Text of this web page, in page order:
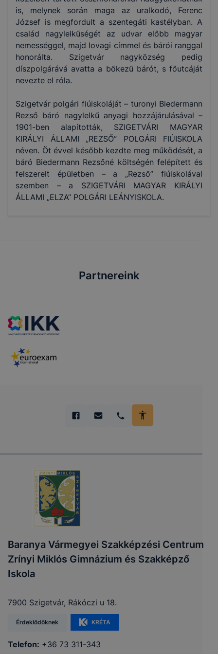
is, melynek során maga az uralkodó, Ferenc
József is megfordult a szentegáti kastélyban. A
család nagylelkűségét az udvar előbb magyar
nemességgel, majd lovagi címmel és bárói ranggal
honorálta. Szigetvár nagyközség pedig
díszpolgárává avatta a bőkezű bárót, s főutcáját
nevezte el róla.
Szigetvár polgári fiúiskoláját – turonyi Biedermann
Rezső báró nagylelkű anyagi hozzájárulásával –
1901-ben alapították, SZIGETVÁRI MAGYAR
KIRÁLYI ÁLLAMI „REZSŐ” POLGÁRI FIÚISKOLA
néven. Öt évvel később kezdte meg működését, a
báró Biedermann Rezsőné költségén felépített és
felszerelt épületben – a „Rezső” fiúiskolával
szemben – a SZIGETVÁRI MAGYAR KIRÁLYI
ÁLLAMI „ELZA” POLGÁRI LEÁNYISKOLA.
Partnereink
Baranya Vármegyei Szakképzési Centrum
Zrínyi Miklós Gimnázium és Szakképző
Iskola
7900 Szigetvár, Rákóczi u 18.
Érdeklődőknek KRÉTA
Telefon: +36 73 311-343